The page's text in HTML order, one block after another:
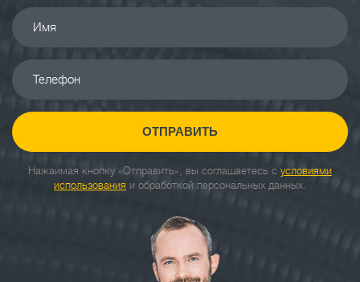
Имя
Телефон
ОТПРАВИТЬ
Нажаимая кнопку «Отправить», вы соглашаетесь с условиями
использования и обработкой персональных данных.